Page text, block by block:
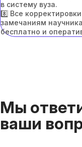
в систему вуза.
8️⃣ Все
замечаниям
бесплатно и
Мы
ваши